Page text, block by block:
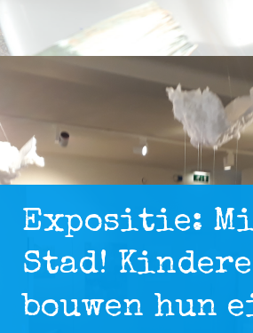
Expositie:
Stad!
bouwen hun